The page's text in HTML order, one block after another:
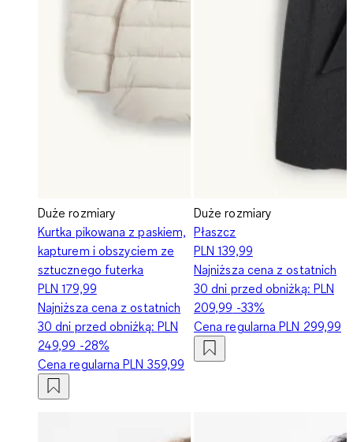
Duże rozmiary
Kurtka pikowana z paskiem,
kapturem i obszyciem ze
sztucznego futerka
PLN 179,99
Najniższa cena z ostatnich
30 dni przed obniżką: PLN
249,99 -28%
Cena regularnaPLN 359,99
Duże rozmiary
Płaszcz
PLN 139,99
Najniższa cena z ostatnich
30 dni przed obniżką: PLN
209,99 -33%
Cena regularnaPLN 299,99